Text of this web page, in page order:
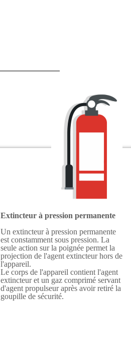
Extincteur à pression permanente
Un extincteur à pression permanente
est constamment sous pression. La
seule action sur la poignée permet la
projection de l'agent extincteur hors de
l'appareil.
Le corps de l'appareil contient l'agent
extincteur et un gaz comprimé servant
d'agent propulseur après avoir retiré la
goupille de sécurité.